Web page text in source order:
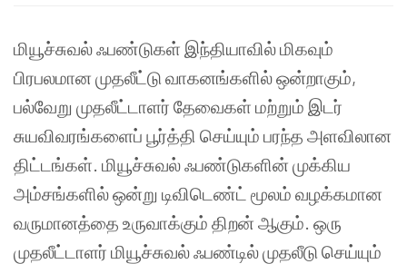
மியூச்சுவல் ஃபண்டுகள் இந்தியாவில் மிகவும்
பிரபலமான முதலீட்டு வாகனங்களில் ஒன்றாகும்,
பல்வேறு முதலீட்டாளர் தேவைகள் மற்றும் இடர்
சுயவிவரங்களைப் பூர்த்தி செய்யும் பரந்த அளவிலான
திட்டங்கள். மியூச்சுவல் ஃபண்டுகளின் முக்கிய
அம்சங்களில் ஒன்று டிவிடெண்ட் மூலம் வழக்கமான
வருமானத்தை உருவாக்கும் திறன் ஆகும். ஒரு
முதலீட்டாளர் மியூச்சுவல் ஃபண்டில் முதலீடு செய்யும்